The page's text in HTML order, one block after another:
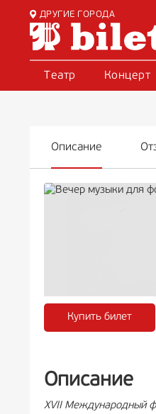
ДРУГИЕ ГОРОДА
Театр Концерт
Описание
Купить билет
Описание
XVII Международный